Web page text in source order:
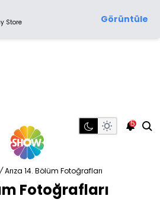
Store Görüntüle
5
/ Arıza 14. Bölüm Fotoğrafları
Fotoğrafları